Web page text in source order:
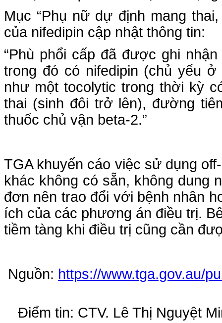
Mục “Phụ nữ dự định mang
của nifedipin cập nhật thông tin:
“Phù phổi cấp đã được ghi
trong đó có nifedipin (chủ yếu
như một tocolytic trong thời kỳ
thai (sinh đôi trở lên), đường
thuốc chủ vận beta-2.”
TGA khuyến cáo việc sử dụng
khác không có sẵn, không dung
đơn nên trao đổi với bệnh nhân
ích của các phương án điều trị.
tiềm tàng khi điều trị cũng cần
Nguồn: https://www.tga.gov.au/
Điểm tin: CTV. Lê Thị Nguyệt